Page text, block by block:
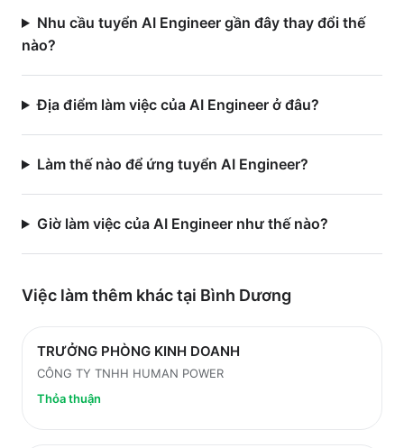
Nhu cầu tuyển AI Engineer gần đây thay đổi thế
nào?
Địa điểm làm việc của AI Engineer ở đâu?
Làm thế nào để ứng tuyển AI Engineer?
Giờ làm việc của AI Engineer như thế nào?
Việc làm thêm khác tại Bình Dương
TRƯỞNG PHÒNG KINH DOANH
CÔNG TY TNHH HUMAN POWER
Thỏa thuận